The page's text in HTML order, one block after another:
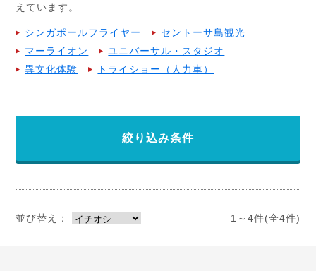
えています。
シンガポールフライヤー
セントーサ島観光
マーライオン
ユニバーサル・スタジオ
異文化体験
トライショー（人力車）
絞り込み条件
並び替え： 1～4件(全4件)